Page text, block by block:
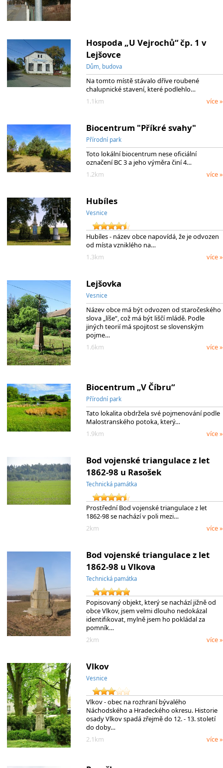
Hospoda „U Vejrochů“ čp. 1 v
Lejšovce
Dům, budova
Na tomto místě stávalo dříve roubené
chalupnické stavení, které podlehlo…
1.1km
více »
Biocentrum "Příkré svahy"
Přírodní park
Toto lokální biocentrum nese oficiální
označení BC 3 a jeho výměra činí 4…
1.2km
více »
Hubíles
Vesnice
Hubíles - název obce napovídá, že je odvozen
od místa vzniklého na…
1.3km
více »
Lejšovka
Vesnice
Název obce má být odvozen od staročeského
slova „líše“, což má být liščí mládě. Podle
jiných teorií má spojitost se slovenským
pojme…
1.6km
více »
Biocentrum „V Číbru“
Přírodní park
Tato lokalita obdržela své pojmenování podle
Malostranského potoka, který…
1.9km
více »
Bod vojenské triangulace z let
1862-98 u Rasošek
Technická památka
Prostřední Bod vojenské triangulace z let
1862-98 se nachází v poli mezi…
2km
více »
Bod vojenské triangulace z let
1862-98 u Vlkova
Technická památka
Popisovaný objekt, který se nachází jižně od
obce Vlkov, jsem velmi dlouho nedokázal
identifikovat, mylně jsem ho pokládal za
pomník…
2km
více »
Vlkov
Vesnice
Vlkov - obec na rozhraní bývalého
Náchodského a Hradeckého okresu. Historie
osady Vlkov spadá zřejmě do 12. - 13. století
do doby…
2.1km
více »